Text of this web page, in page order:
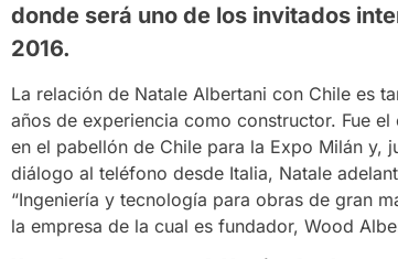
donde será uno de los invitados
2016.
La relación de Natale Albertani con Chile es
años de experiencia como constructor. Fue
en el pabellón de Chile para la Expo Milán y,
diálogo al teléfono desde Italia, Natale
“Ingeniería y tecnología para obras de gran
la empresa de la cual es fundador, Wood